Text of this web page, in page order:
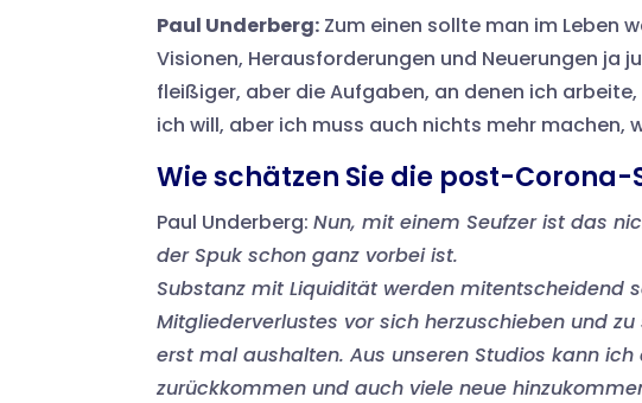
Paul Underberg: Zum einen sollte man im Leben
Visionen, Herausforderungen und Neuerungen ja
fleißiger, aber die Aufgaben, an denen ich
ich will, aber ich muss auch nichts mehr machen,
Wie schätzen Sie die post-
Paul Underberg: Nun, mit einem Seufzer ist das
der Spuk schon ganz vorbei ist.
Substanz mit Liquidität werden mitentscheidend
Mitgliederverlustes vor sich herzuschieben und
erst mal aushalten. Aus unseren Studios kann
zurückkommen und auch viele neue